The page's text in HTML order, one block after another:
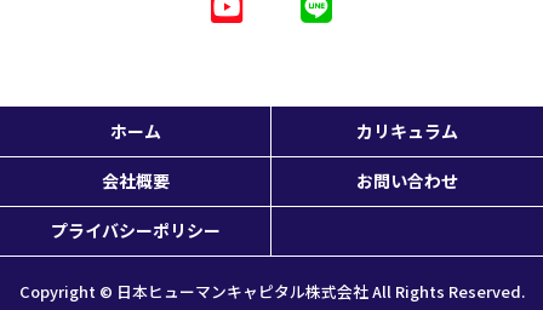
ホーム カリキュラム
会社概要 お問い合わせ
プライバシーポリシー
Copyright © 日本ヒューマンキャピタル株式会社 All Rights Reserved.